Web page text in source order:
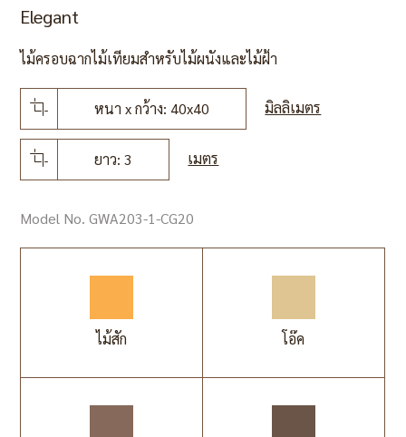
Elegant
ไม้ครอบฉากไม้เทียมสำหรับไม้ผนังและไม้ฝ้า
หนา x กว้าง: 40x40 มิลลิเมตร
ยาว: 3 เมตร
Model No. GWA203-1-CG20
ไม้สัก โอ๊ค